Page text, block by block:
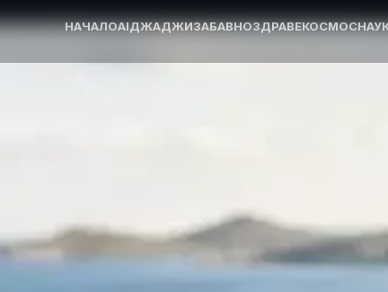
НАЧАЛОAIДЖАДЖИЗАБАВНОЗДРАВЕКОСМОС